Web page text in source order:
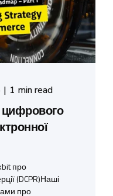
1 min read
цифрового
про
(DCPR)Наші
про